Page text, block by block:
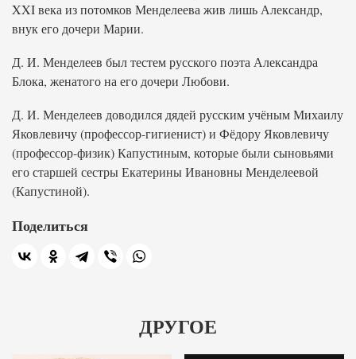
XXI века из потомков Менделеева жив лишь Александр,
внук его дочери Марии.
Д. И. Менделеев был тестем русского поэта Александра
Блока, женатого на его дочери Любови.
Д. И. Менделеев доводился дядей русским учёным Михаилу
Яковлевичу (профессор-гигиенист) и Фёдору Яковлевичу
(профессор-физик) Капустиным, которые были сыновьями
его старшей сестры Екатерины Ивановны Менделеевой
(Капустиной).
Поделиться
ДРУГОЕ